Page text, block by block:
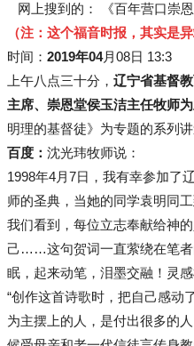
网上搜到的： 《百年营口崇
（注：这个福音时报，其实是
时间： 2019年04月08日 13:3
上午八点三十分， 辽宁省基督
主席、崇恩堂侯玉洁主任牧师为
明理的基督徒》为专题的系列讲
百度： 沈光玮牧师说：
1998年4月7日，我有幸参加了
师的圣典，当她的同学袁明同
我们看到，每位立志奉献给神
己……这句贺词一直萦绕在笔者
眠，起来动笔，泪墨交融！灵
“创作这首诗歌时，把自己感动
为主摆上的人，是付出很多的